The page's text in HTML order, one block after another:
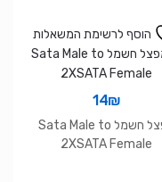
הוסף לרשימת המשאלות
14₪
מפצל חשמל Sata Male to
2XSATA Female